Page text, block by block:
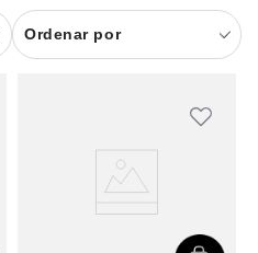
Ordenar por
8
9 sutiã renda